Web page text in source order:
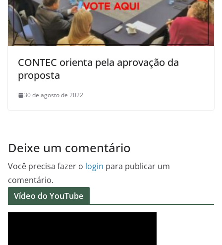
CONTEC orienta pela aprovação da
proposta
30 de agosto de 2022
Deixe um comentário
Você precisa fazer o login para publicar um
comentário.
Vídeo do YouTube